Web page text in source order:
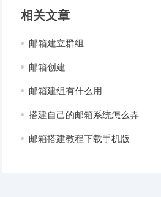
相关文章
邮箱建立群组
邮箱创建
邮箱建组有什么用
搭建自己的邮箱系统怎么弄
邮箱搭建教程下载手机版